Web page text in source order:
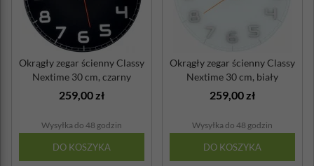
Okrągły zegar ścienny Classy
Nextime 30 cm, czarny
259,00 zł
Wysyłka do 48 godzin
DO KOSZYKA
Okrągły zegar ścienny Classy
Nextime 30 cm, biały
259,00 zł
Wysyłka do 48 godzin
DO KOSZYKA